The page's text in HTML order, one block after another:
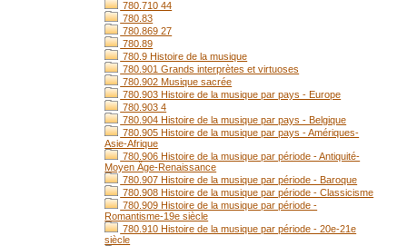
780.710 44
780.83
780.869 27
780.89
780.9 Histoire de la musique
780.901 Grands interprètes et virtuoses
780.902 Musique sacrée
780.903 Histoire de la musique par pays - Europe
780.903 4
780.904 Histoire de la musique par pays - Belgique
780.905 Histoire de la musique par pays - Amériques-
Asie-Afrique
780.906 Histoire de la musique par période - Antiquité-
Moyen Âge-Renaissance
780.907 Histoire de la musique par période - Baroque
780.908 Histoire de la musique par période - Classicisme
780.909 Histoire de la musique par période -
Romantisme-19e siècle
780.910 Histoire de la musique par période - 20e-21e
siècle